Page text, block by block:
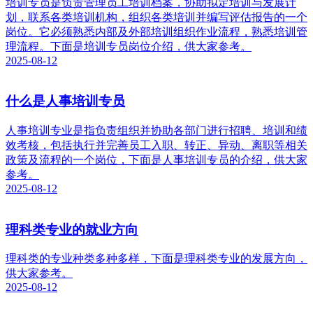
划，联系各类培训机构，组织各类培训并编写评估报告的一个
岗位。它必须熟悉内部及外部培训组织作业流程，熟悉培训管
理流程。下面是培训专员岗位介绍，供大家参考。
2025-08-12
什么是人事培训专员
人事培训专业是指负责组织并协助各部门进行招聘、培训和绩
效考核，包括执行并完善员工入职、转正、异动、离职等相关
政策及流程的一个岗位，下面是人事培训专员的介绍，供大家
参考。
2025-08-12
理科类专业的就业方向
理科类的专业种类多种多样，下面是理科类专业的发展方向，
供大家参考。
2025-08-12